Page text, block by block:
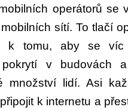
operátorů se
sítí. To tlačí
k tomu, aby se víc
pokrytí v budovách
množství lidí. Asi
k internetu a